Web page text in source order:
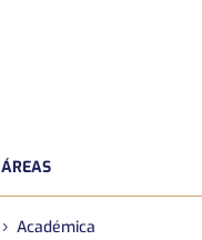
ÁREAS
Académica